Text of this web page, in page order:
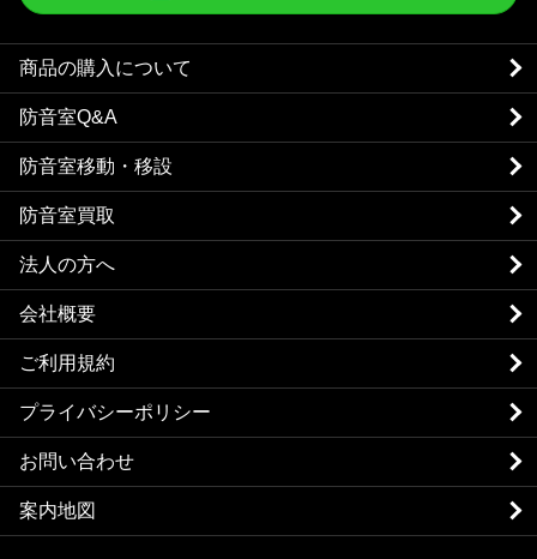
商品の購入について
防音室Q&A
防音室移動・移設
防音室買取
法人の方へ
会社概要
ご利用規約
プライバシーポリシー
お問い合わせ
案内地図